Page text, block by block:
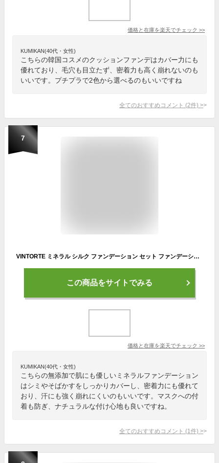
価格と在庫を楽天でチェック >>
KUMIKAN(40代・女性)
こちらの韓国コスメのクッションファンデはカバー力にも
優れており、毛穴も目立たず、密着力も高く崩れないのも
いいです。プチプラで2色から選べるのもいいですね
全てのおすすめコメント (2件) >
7
VINTORTE ミネラル シルク ファンデーション セット ファンデーション 50 代 フェイスパウダー 無添加 パウダーファンデーション シミそばかす カバー力 汗に強い ミネラルファンデーション シワ 伸ばし シミ 隠し 崩れない マスクにつかない シルクパウダー
この商品をサイトでみる
価格と在庫を楽天でチェック >>
KUMIKAN(40代・女性)
こちらの無添加で肌にも優しいミネラルファンデーション
はシミやそばかすをしっかりカバーし、密着力にも優れて
おり、汗にも強く崩れにくいのもいいです。マスクへの付
着も防ぎ、ナチュラルな付け心地も良いですね。
全てのおすすめコメント (1 件) >